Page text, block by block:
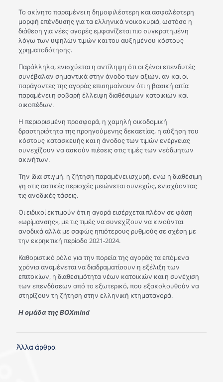
Το ακίνητο παραμένει η δημοφιλέστερη και ασφαλέστερη
μορφή επένδυσης για τα ελληνικά νοικοκυριά, ωστόσο η
διάθεση για νέες αγορές εμφανίζεται πιο συγκρατημένη
λόγω των υψηλών τιμών και του αυξημένου κόστους
χρηματοδότησης.
Παράλληλα, ενισχύεται η αντίληψη ότι οι ξένοι επενδυτές
συνέβαλαν σημαντικά στην άνοδο των αξιών, αν και οι
παράγοντες της αγοράς επισημαίνουν ότι η βασική αιτία
παραμένει η σοβαρή έλλειψη διαθέσιμων κατοικιών και
οικοπέδων.
Η περιορισμένη προσφορά, η χαμηλή οικοδομική
δραστηριότητα της προηγούμενης δεκαετίας, η αύξηση του
κόστους κατασκευής και η άνοδος των τιμών ενέργειας
συνεχίζουν να ασκούν πιέσεις στις τιμές των νεόδμητων
ακινήτων.
Την ίδια στιγμή, η ζήτηση παραμένει ισχυρή, ενώ η διαθέσιμη
γη στις αστικές περιοχές μειώνεται συνεχώς, ενισχύοντας
τις ανοδικές τάσεις.
Οι ειδικοί εκτιμούν ότι η αγορά εισέρχεται πλέον σε φάση
«ωρίμανσης», με τις τιμές να συνεχίζουν να κινούνται
ανοδικά αλλά με σαφώς ηπιότερους ρυθμούς σε σχέση με
την εκρηκτική περίοδο 2021-2024.
Καθοριστικό ρόλο για την πορεία της αγοράς τα επόμενα
χρόνια αναμένεται να διαδραματίσουν η εξέλιξη των
επιτοκίων, η διαθεσιμότητα νέων κατοικιών και η συνέχιση
των επενδύσεων από το εξωτερικό, που εξακολουθούν να
στηρίζουν τη ζήτηση στην ελληνική κτηματαγορά.
Η ομάδα της ΒΟΧmind
Άλλα άρθρα